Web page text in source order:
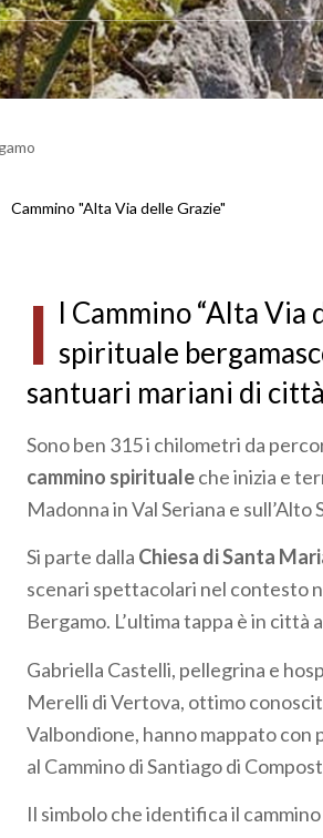
Cammino "Alta Via delle Grazie"
I l Cammino “Alta Via
spirituale
santuari mariani di
Sono ben 315 i chilometri da
cammino spiritualeche inizia e
Madonna in Val Seriana e sull’Alto
Si parte dalla Chiesa di Santa
scenari spettacolari nel contesto
Bergamo. L’ultima tappa è in città
Gabriella Castelli, pellegrina e
Merelli di Vertova, ottimo
Valbondione, hanno mappato
al Cammino di Santiago di
Il simbolo che identifica il cammino